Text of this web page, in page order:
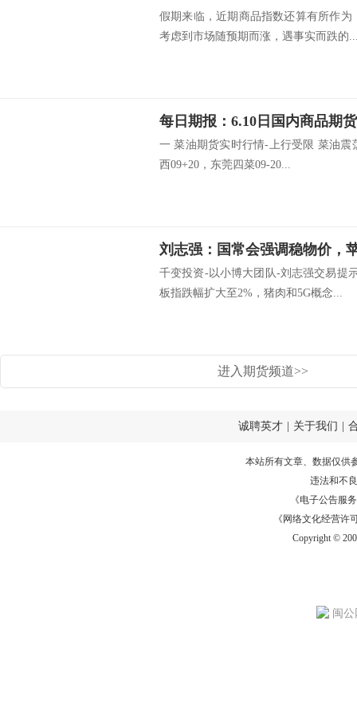
假期来临，近期商品指数还算有所作
考虑到市场随预期而涨，遇事实而跌的
每日期报：6.10日国内商品期
一 菜油期货实时行情-上行受限 菜油
西09+20，东莞四菜09-20...
刘志强：国常会强调稳物价，
千变投资-以小博大团队-刘志强交易提
板指跌幅扩大至2%，猪肉和5G概念...
进入期货频道>>
诚聘英才 | 关于我们 |
本站所有文章、数据仅供
违法和不
《电子公告服务
《网络文化经营许
Copyright ©
闽公